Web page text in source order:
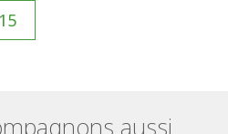
aussi